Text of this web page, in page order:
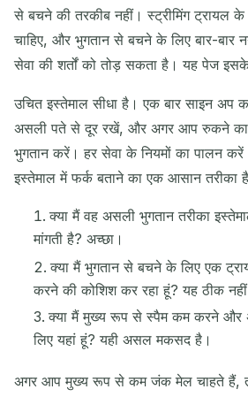
से बचने की तरकीब नहीं। स्ट्रीमिंग ट्रायल के
चाहिए, और भुगतान से बचने के लिए बार-बार
सेवा की शर्तों को तोड़ सकता है। यह पेज
उचित इस्तेमाल सीधा है। एक बार साइन अप
असली पते से दूर रखें, और अगर आप रुकने का
भुगतान करें। हर सेवा के नियमों का पालन
इस्तेमाल में फर्क बताने का एक आसान तरीका
क्या मैं वह असली भुगतान तरीका
मांगती है? अच्छा।
क्या मैं भुगतान से बचने के लिए एक
करने की कोशिश कर रहा हूं? यह ठीक
क्या मैं मुख्य रूप से स्पैम कम करने और
लिए यहां हूं? यही असल मकसद है।
अगर आप मुख्य रूप से कम जंक मेल चाहते हैं, तो